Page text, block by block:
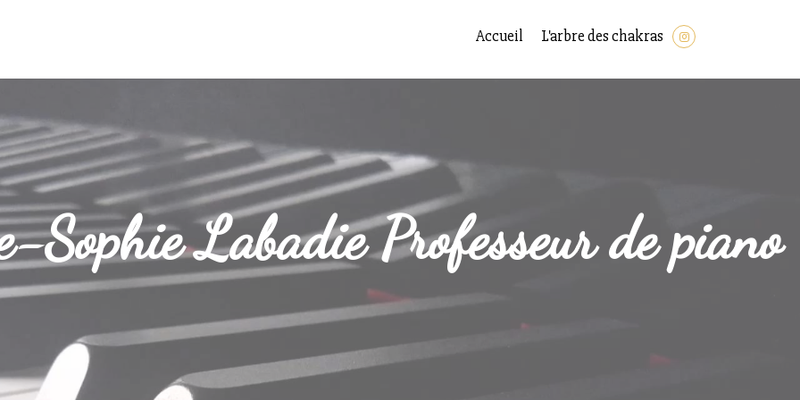
Accueil L'arbre des chakras
Sophie Labadie Professeur de piano